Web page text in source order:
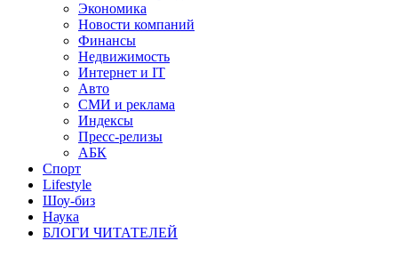
Экономика
Новости компаний
Финансы
Недвижимость
Интернет и IT
Авто
СМИ и реклама
Индексы
Пресс-релизы
АБК
Спорт
Lifestyle
Шоу-биз
Наука
БЛОГИ ЧИТАТЕЛЕЙ